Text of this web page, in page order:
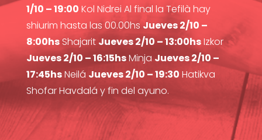
1/10 – 19:00 Kol Nidrei Al final la Tefilà hay
shiurim hasta las 00.00hsJueves 2/10 –
8:00hsShajarit Jueves 2/10 – 13:00hsIzkor
Jueves 2/10 – 16:15hsMinja Jueves 2/10 –
17:45hsNeilá Jueves 2/10 – 19:30 Hatikva
Shofar Havdalá y fin del ayuno.